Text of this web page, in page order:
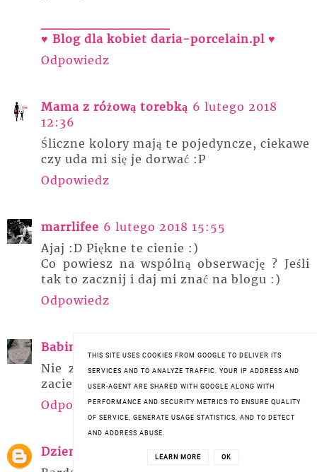
♥ Blog dla kobiet daria-porcelain.pl ♥
Odpowiedz
Mama z różową torebką 6 lutego 2018
12:36
Śliczne kolory mają te pojedyncze, ciekawe
czy uda mi się je dorwać :P
Odpowiedz
marrlifee 6 lutego 2018 15:55
Ajaj :D Piękne te cienie :)
Co powiesz na wspólną obserwację ? Jeśli
tak to zacznij i daj mi znać na blogu :)
Odpowiedz
Babiniec
Nie znam tej marki, ale bardzo mnie nią
zaciekawiłaś.
Odpowiedz
Dziennik Farmaceutki 6 lutego 2018 17:57
THIS SITE USES COOKIES FROM GOOGLE TO DELIVER ITS
SERVICES AND TO ANALYZE TRAFFIC. YOUR IP ADDRESS AND
USER-AGENT ARE SHARED WITH GOOGLE ALONG WITH
PERFORMANCE AND SECURITY METRICS TO ENSURE QUALITY
OF SERVICE, GENERATE USAGE STATISTICS, AND TO DETECT
AND ADDRESS ABUSE.
LEARN MORE OK